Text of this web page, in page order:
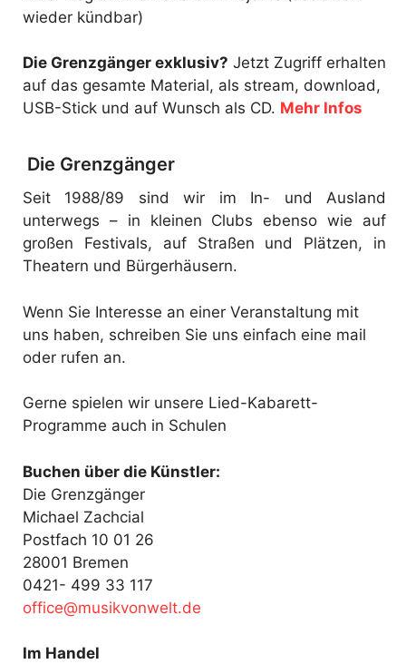
wieder kündbar)
Die Grenzgänger exklusiv? Jetzt Zugriff erhalten
auf das gesamte Material, als stream, download,
USB-Stick und auf Wunsch als CD. Mehr Infos
Die Grenzgänger
Seit 1988/89 sind wir im In- und Ausland
unterwegs – in kleinen Clubs ebenso wie auf
großen Festivals, auf Straßen und Plätzen, in
Theatern und Bürgerhäusern.
Wenn Sie Interesse an einer Veranstaltung mit
uns haben, schreiben Sie uns einfach eine mail
oder rufen an.
Gerne spielen wir unsere Lied-Kabarett-
Programme auch in Schulen
Buchen über die Künstler:
Die Grenzgänger
Michael Zachcial
Postfach 10 01 26
28001 Bremen
0421- 499 33 117
ed.tl
ewnov
kisum
@ecif
fo
Im Handel